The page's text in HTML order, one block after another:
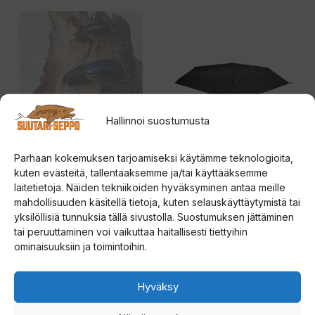
Hallinnoi suostumusta
Parhaan kokemuksen tarjoamiseksi käytämme teknologioita,
kuten evästeitä, tallentaaksemme ja/tai käyttääksemme
laitetietoja. Näiden tekniikoiden hyväksyminen antaa meille
mahdollisuuden käsitellä tietoja, kuten selauskäyttäytymistä tai
yksilöllisiä tunnuksia tällä sivustolla. Suostumuksen jättäminen
tai peruuttaminen voi vaikuttaa haitallisesti tiettyihin
ominaisuuksiin ja toimintoihin.
Hyväksy
YÖN SUKELTAJA
KOPPIAINEN
4.67
5:stä
14,00
muunnelma.
Voit
tehdä
valinnat
tuotteen
sivulla.
Väinö Bunker Thermal
XXL lattia
0
5
:
109,00
Tällä
tuotteella